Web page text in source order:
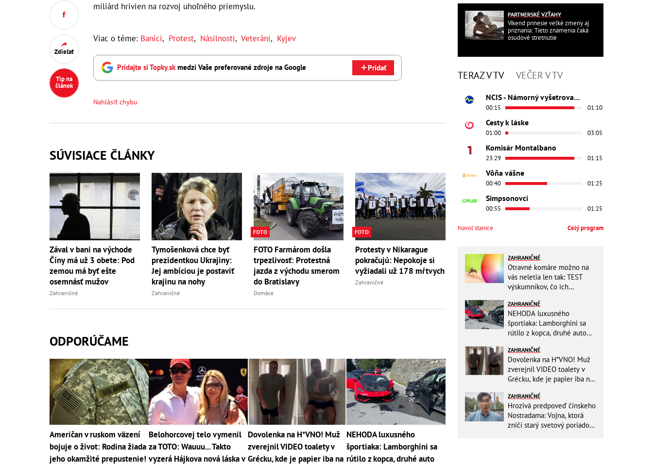
Zdieľať
Tip na
článok
miliárd hrivien na rozvoj uhoľného priemyslu.
Viac o téme: Baníci, Protest, Násilnosti, Veteráni, Kyjev
Pridajte si Topky.skmedzi Vaše preferované zdroje na Google Pridať
Nahlásiť chybu
SÚVISIACE ČLÁNKY
Zával v bani na východe
Číny má už 3 obete: Pod
zemou má byť ešte
osemnásť mužov
Zahraničné
Tymošenková chce byť
prezidentkou Ukrajiny:
Jej ambíciou je postaviť
krajinu na nohy
Zahraničné
FOTO
FOTO Farmárom došla
trpezlivosť: Protestná
jazda z východu smerom
do Bratislavy
Domáce
FOTO
Protesty v Nikarague
pokračujú: Nepokoje si
vyžiadali už 178 mŕtvych
Zahraničné
ODPORÚČAME
Američan v ruskom väzení
bojuje o život: Rodina žiada
jeho okamžité prepustenie!
Belohorcovej telo vymenil
za TOTO: Wauuu... Takto
vyzerá Hájkova nová láska v
Dovolenka na H*VNO! Muž
zverejnil VIDEO toalety v
Grécku, kde je papier iba na
NEHODA luxusného
športiaka: Lamborghini sa
rútilo z kopca, druhé auto
PARTNERSKÉ VZŤAHY
Víkend prinesie veľké zmeny aj
priznania: Tieto znamenia čaká
osudové stretnutie
TERAZ V TV VEČER V TV
NCIS - Námorný vyšetrovací úrad
00:15 01:10
Cesty k láske
01:00 03:05
Komisár Montalbano
23:29 01:15
Vôňa vášne
00:40 01:25
Simpsonovci
00:55 01:25
Navoľ stanice Celý program
ZAHRANIČNÉ
Otravné komáre možno na
vás neletia len tak: TEST
výskumníkov, čo ich
ZAHRANIČNÉ
NEHODA luxusného
športiaka: Lamborghini sa
rútilo z kopca, druhé auto
horšie
ZAHRANIČNÉ
Dovolenka na H*VNO! Muž
zverejnil VIDEO toalety v
Grécku, kde je papier iba na
do kuchyne
ZAHRANIČNÉ
Hrozivá predpoveď čínskeho
Nostradama: Vojna, ktorá
zničí starý svetový poriadok!